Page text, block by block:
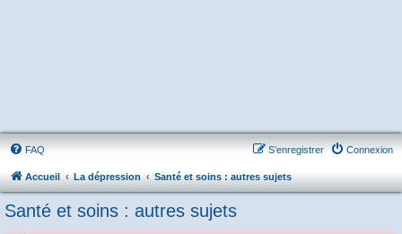
FAQ Connexion
S’enregistrer
Accueil La dépression Santé et soins : autres sujets
Santé et soins : autres sujets